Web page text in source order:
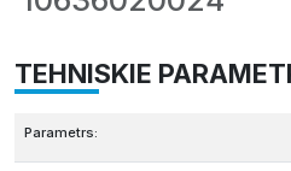
TEHNISKIE
Parametrs: